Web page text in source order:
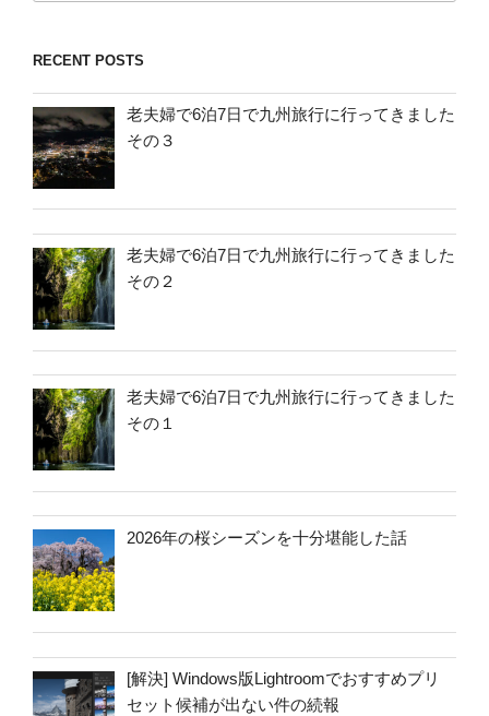
RECENT POSTS
老夫婦で6泊7日で九州旅行に行ってきました
その３
老夫婦で6泊7日で九州旅行に行ってきました
その２
老夫婦で6泊7日で九州旅行に行ってきました
その１
2026年の桜シーズンを十分堪能した話
[解決] Windows版Lightroomでおすすめプリ
セット候補が出ない件の続報